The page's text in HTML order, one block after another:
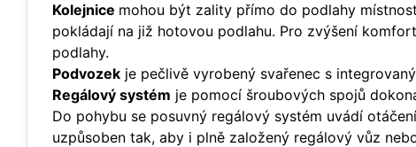
Kolejnice mohou být zality přímo do podlahy
pokládají na již hotovou podlahu. Pro zvýšení
podlahy.
Podvozek je pečlivě vyrobený svařenec s
Regálový systém je pomocí šroubových spojů
Do pohybu se posuvný regálový systém uvádí
uzpůsoben tak, aby i plně založený regálový vůz